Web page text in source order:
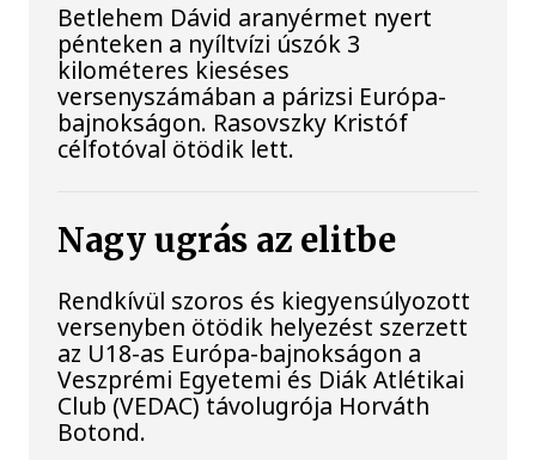
Betlehem Dávid aranyérmet nyert
pénteken a nyíltvízi úszók 3
kilométeres kieséses
versenyszámában a párizsi Európa-
bajnokságon. Rasovszky Kristóf
célfotóval ötödik lett.
Nagy ugrás az elitbe
Rendkívül szoros és kiegyensúlyozott
versenyben ötödik helyezést szerzett
az U18-as Európa-bajnokságon a
Veszprémi Egyetemi és Diák Atlétikai
Club (VEDAC) távolugrója Horváth
Botond.